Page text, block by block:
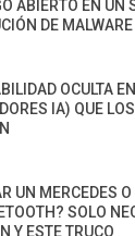
ABIERTO EN UN
DE MALWARE
OCULTA
IA) QUE
UN MERCEDES
SOLO
Y ESTE TRUCO